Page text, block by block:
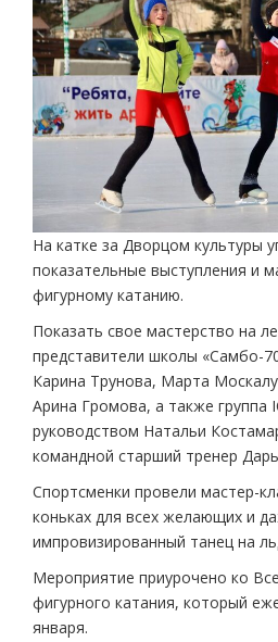
На катке за Дворцом культуры
показательные выступления и
фигурному катанию.
Показать свое мастерство на
представители школы «Самбо-
Карина Трунова, Марта
Арина Громова, а также группа
руководством Натальи
командной старший тренер
Спортсменки провели мастер-
коньках для всех желающих и
импровизированный танец на
Мероприятие приурочено ко
фигурного катания, который
января.